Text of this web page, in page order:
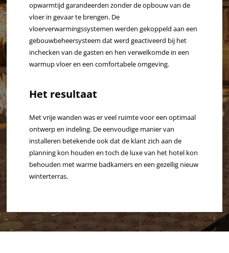
opwarmtijd garandeerden zonder de opbouw van de
vloer in gevaar te brengen. De
vloerverwarmingssystemen werden gekoppeld aan een
gebouwbeheersysteem dat werd geactiveerd bij het
inchecken van de gasten en hen verwelkomde in een
warmup vloer en een comfortabele omgeving.
Het resultaat
Met vrije wanden was er veel ruimte voor een optimaal
ontwerp en indeling. De eenvoudige manier van
installeren betekende ook dat de klant zich aan de
planning kon houden en toch de luxe van het hotel kon
behouden met warme badkamers en een gezellig nieuw
winterterras.